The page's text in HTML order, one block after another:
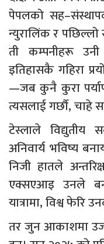
पेपलको
न्युरालिंक र
ती कम्पनीहरू उनी
इतिहासकै गहिरा
—जब कुनै कुरा
त्यसलाई गर्छौ, चाहे
टेस्लाले विद्युतीय
अनिवार्य भविष्य
निजी हातले
एक्सएआइ उनले
यात्रामा, विश्व फेरि
तर जुन आकाशमा